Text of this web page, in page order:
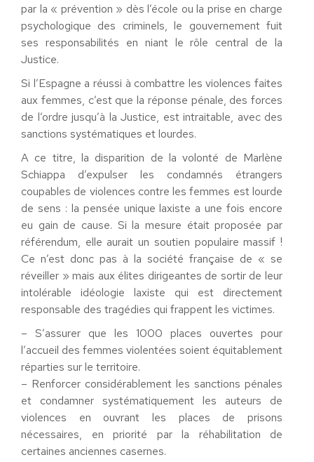
par la « prévention » dès l’école ou la prise en charge
psychologique des criminels, le gouvernement fuit
ses responsabilités en niant le rôle central de la
Justice.
Si l’Espagne a réussi à combattre les violences faites
aux femmes, c’est que la réponse pénale, des forces
de l’ordre jusqu’à la Justice, est intraitable, avec des
sanctions systématiques et lourdes.
A ce titre, la disparition de la volonté de Marlène
Schiappa d’expulser les condamnés étrangers
coupables de violences contre les femmes est lourde
de sens : la pensée unique laxiste a une fois encore
eu gain de cause. Si la mesure était proposée par
référendum, elle aurait un soutien populaire massif !
Ce n’est donc pas à la société française de « se
réveiller » mais aux élites dirigeantes de sortir de leur
intolérable idéologie laxiste qui est directement
responsable des tragédies qui frappent les victimes.
– S’assurer que les 1000 places ouvertes pour
l’accueil des femmes violentées soient équitablement
réparties sur le territoire.
– Renforcer considérablement les sanctions pénales
et condamner systématiquement les auteurs de
violences en ouvrant les places de prisons
nécessaires, en priorité par la réhabilitation de
certaines anciennes casernes.